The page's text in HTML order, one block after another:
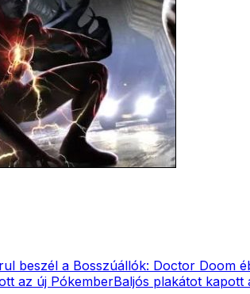
beszél a Bosszúállók: Doctor Doom
az új PókemberBaljós plakátot kapott